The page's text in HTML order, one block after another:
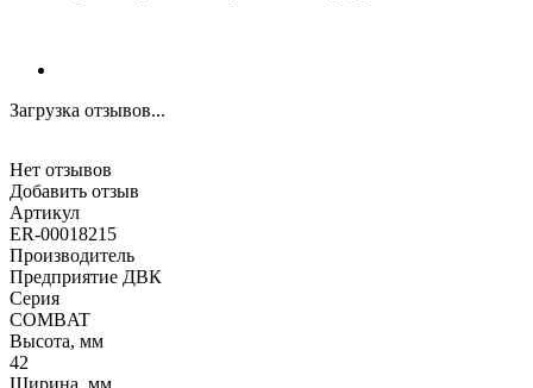
Загрузка отзывов...
Нет отзывов
Добавить отзыв
Артикул
ER-00018215
Производитель
Предприятие ДВК
Серия
COMBAT
Высота, мм
42
Ширина, мм